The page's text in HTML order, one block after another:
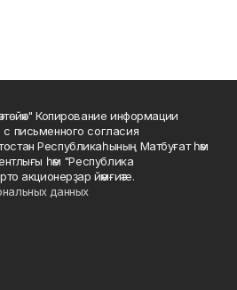
Копирование информации
письменного согласия
Республикаһының Матбуғат һәм
һәм "Республика
акционерҙар йәмғиәте.
данных